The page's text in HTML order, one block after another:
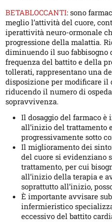
BETABLOCCANTI: sono
meglio l’attività del cuore,
iperattività neuro-ormonale
progressione della malattia.
diminuendo il suo fabbisogno
frequenza del battito e della
tollerati, rappresentano una
disposizione per modificare
riducendo il numero di
sopravvivenza.
Il dosaggio del farmaco è
all’inizio del trattamento
progressivamente sotto
Il miglioramento dei
del cuore si evidenziano
trattamento, per cui
all’inizio della terapia e
soprattutto all’inizio,
È importante avvisare
infermieristico
eccessivo del battito